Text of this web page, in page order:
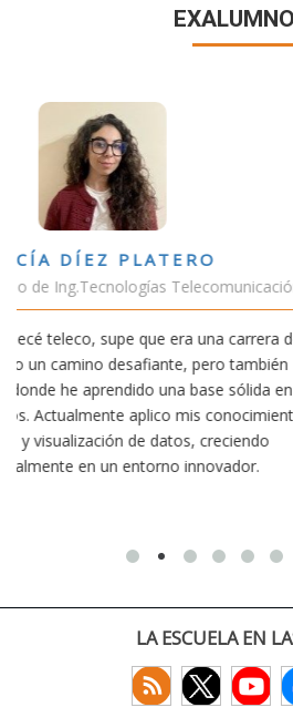
VÍCTOR
Estudiante Doble
Estudiar teleco me ha
conectividad afecta nuestra
exige esfuerzo, he dedicado
actividades como el
convencido de que elegir teleco
decisiones que
LA ESCUELA EN